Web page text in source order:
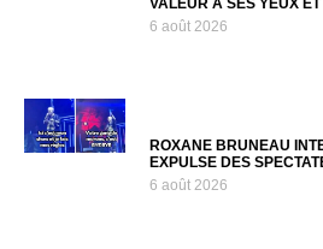
6 août 2026
ROXANE BRUNEAU
EXPULSE DES
6 août 2026